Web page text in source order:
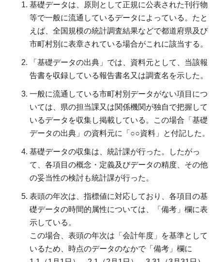
基礎データは、原則として正規に公表された刊行物
等で一般に流通しているデータによっている。たと
えば、全国規模の統計調査結果などで都道府県及び
市町村別に表章されている場合がこれに該当する。
「基礎データの出典」では、資料元として、当該報
告書を収録している報告書名又は調査名を示した。
一般に流通している市町村別データがない項目につ
いては、県の担当課又は関係機関が独自で把握して
いるデータを収集し掲載している。この場合「基礎
データの出典」の資料元に「○○資料」と付記した。
基礎データの収集は、統計課が行った。したがっ
て、各項目の概念・定義及びデータの精度、その他
の妥当性の検討も統計課が行った。
表頭の年次は、指標値に対応しており、各項目の基
礎データの時間的属性については、「備考」欄に表
示している。
この場合、表頭の年次は「会計年度」を基準として
いるため、時点のデータのなかで「備考」欄に